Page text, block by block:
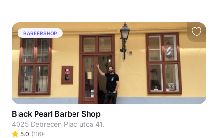
BARBERSHOP
Black Pearl Barber Shop
4025 Debrecen Piac utca 41.
5.0 (116)